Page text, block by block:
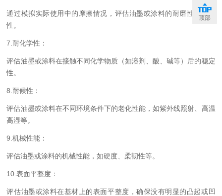
通过模拟实际使用中的摩擦情况，评估油墨或涂料的耐磨性和耐擦
性。
7.耐化学性：
评估油墨或涂料在接触不同化学物质（如溶剂、酸、碱等）后的稳定
性。
8.耐候性：
评估油墨或涂料在不同环境条件下的老化性能，如紫外线照射、高温
高湿等。
9.机械性能：
评估油墨或涂料的机械性能，如硬度、柔韧性等。
10.表面平整度：
评估油墨或涂料在基材上的表面平整度，确保没有明显的凸起或凹
顶部